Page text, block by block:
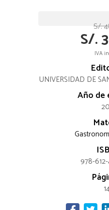
S/.
S/.
IVA
UNIVERSIDAD DE
Año de
978-